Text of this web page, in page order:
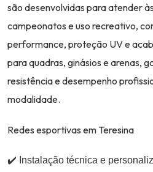
são desenvolvidas para atender
campeonatos e uso recreativo,
performance, proteção UV e
para quadras, ginásios e arenas,
resistência e desempenho
modalidade.
Redes esportivas em Teresina
✔️ Instalação técnica e